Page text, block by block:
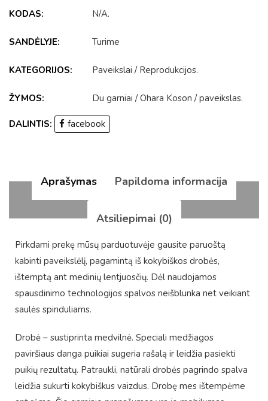
KODAS: N/A.
SANDĖLYJE: Turime
KATEGORIJOS: Paveikslai / Reprodukcijos.
ŽYMOS: Du garniai /Ohara Koson /paveikslas.
DALINTIS: facebook
Aprašymas Papildoma informacija
Atsiliepimai (0)
Pirkdami prekę mūsų parduotuvėje gausite paruoštą
kabinti paveikslėlį, pagamintą iš kokybiškos drobės,
ištemptą ant medinių lentjuosčių. Dėl naudojamos
spausdinimo technologijos spalvos neišblunka net veikiant
saulės spinduliams.
Drobė – sustiprinta medvilnė. Speciali medžiagos
paviršiaus danga puikiai sugeria rašalą ir leidžia pasiekti
puikių rezultatų. Patraukli, natūrali drobės pagrindo spalva
leidžia sukurti kokybiškus vaizdus. Drobę mes ištempėme